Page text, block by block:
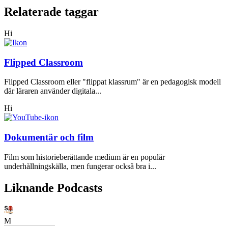
Relaterade taggar
Hi
Flipped Classroom
Flipped Classroom eller "flippat klassrum" är en pedagogisk modell
där läraren använder digitala...
Hi
Dokumentär och film
Film som historieberättande medium är en populär
underhållningskälla, men fungerar också bra i...
Liknande Podcasts
M